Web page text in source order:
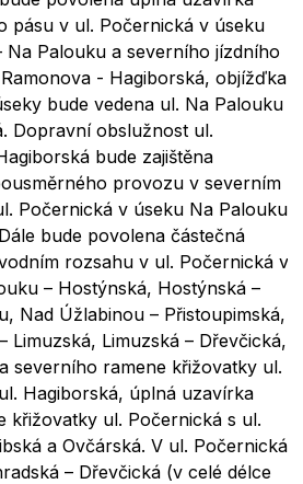
pásu v ul. Počernická v úseku
Na Palouku a severního jízdního
- Hagiborská, objížďka
bude vedena ul. Na Palouku
Dopravní obslužnost ul.
bude zajištěna
provozu v severním
Počernická v úseku Na Palouku
bude povolena částečná
rozsahu v ul. Počernická v
– Hostýnská, Hostýnská –
Nad Úžlabinou – Přistoupimská,
Limuzská, Limuzská – Dřevčická,
severního ramene křižovatky ul.
Hagiborská, úplná uzavírka
křižovatky ul. Počernická s ul.
a Ovčárská. V ul. Počernická
– Dřevčická (v celé délce